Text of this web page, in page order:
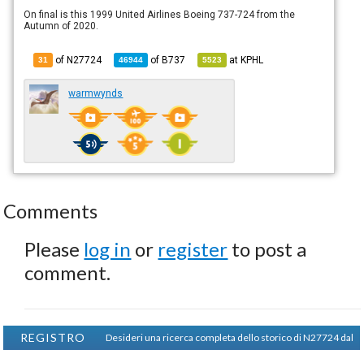
On final is this 1999 United Airlines Boeing 737-724 from the
Autumn of 2020.
31 of N27724 46944 ofB737 5523 atKPHL
warmwynds
Comments
Please log in or register to post a
comment.
REGISTRO
Desideri una ricerca completa dello storico di N27724 dal